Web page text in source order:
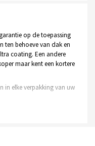
op de toepassing
ten behoeve van dak en
coating. Een andere
maar kent een kortere
in elke verpakking van uw
van 10 jaar op